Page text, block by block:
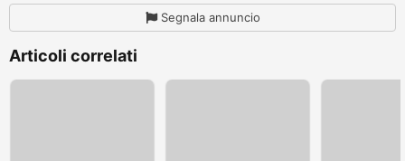
Segnala annuncio
Articoli correlati